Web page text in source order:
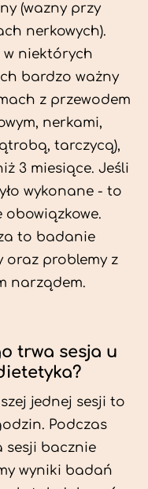
(wazny przy
nerkowych).
w niektórych
bardzo ważny
z przewodem
nerkami,
tarczycą),
3 miesiące. Jeśli
wykonane - to
to badanie
oraz problemy z
narządem.
trwa sesja u
jednej sesji to
Podczas
sesji bacznie
wyniki badań